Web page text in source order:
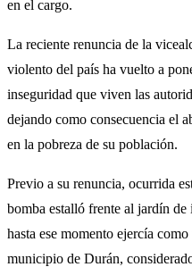
en el cargo.
La reciente renuncia de la
violento del país ha vuelto a
inseguridad que viven las
dejando como consecuencia el
en la pobreza de su población.
Previo a su renuncia, ocurrida
bomba estalló frente al jardín de
hasta ese momento ejercía
municipio de Durán,